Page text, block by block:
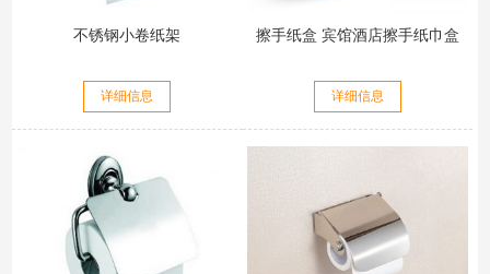
不锈钢小卷纸架
详细信息
擦手纸盒 宾馆酒店擦手纸巾盒
详细信息